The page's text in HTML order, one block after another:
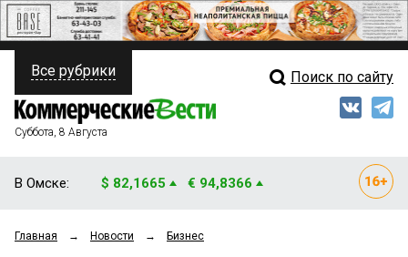
ПОЛИТИКА
ФИНАНСЫ
ОБЩЕСТВО
Свежий выпуск
Все рубрики Поиск по сайту
Суббота, 8 Августа
В Омске: $ 82,1665 € 94,8366
Главная → Новости → Бизнес